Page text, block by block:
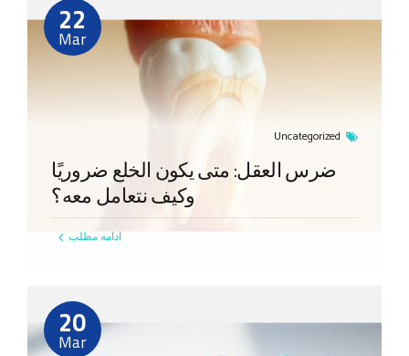
Uncategorized
22
Mar
ضرس العقل: متى يكون الخلع ضروريًا
وكيف نتعامل معه؟
ادامه مطلب
20
Mar